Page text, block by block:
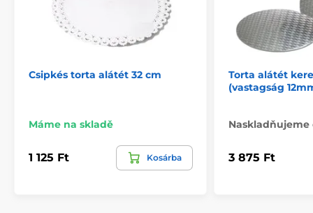
Csipkés torta alátét 32 cm
Máme na skladě
1 125 Ft Kosárba
Torta alátét
(vastagság
Naskladňujeme
3 875 Ft